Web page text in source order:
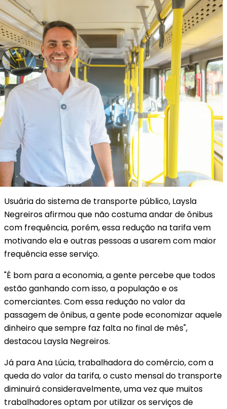
Usuária do sistema de transporte público, Laysla
Negreiros afirmou que não costuma andar de ônibus
com frequência, porém, essa redução na tarifa vem
motivando ela e outras pessoas a usarem com maior
frequência esse serviço.
"É bom para a economia, a gente percebe que todos
estão ganhando com isso, a população e os
comerciantes. Com essa redução no valor da
passagem de ônibus, a gente pode economizar aquele
dinheiro que sempre faz falta no final de mês",
destacou Laysla Negreiros.
Já para Ana Lúcia, trabalhadora do comércio, com a
queda do valor da tarifa, o custo mensal do transporte
diminuirá consideravelmente, uma vez que muitos
trabalhadores optam por utilizar os serviços de